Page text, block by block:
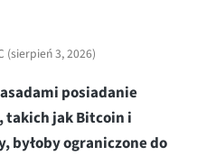
(sierpień 3, 2026)
posiadanie
jak Bitcoin i
byłoby ograniczone do